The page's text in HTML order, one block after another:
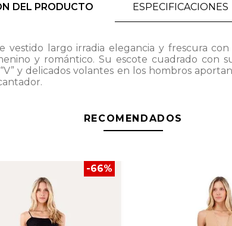
DEL PRODUCTO ESPECIFICACIONES
vestido largo irradia elegancia y frescura
y romántico. Su escote cuadrado con
y delicados volantes en los hombros
RECOMENDADOS
-66%